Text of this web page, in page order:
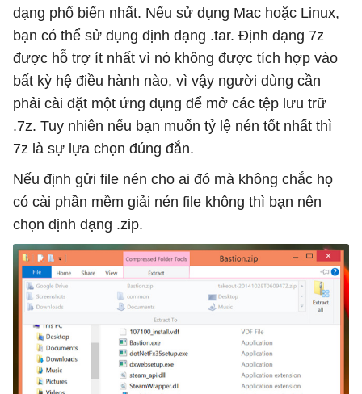
dạng phổ biến nhất. Nếu sử dụng Mac hoặc Linux,
bạn có thể sử dụng định dạng .tar. Định dạng 7z
được hỗ trợ ít nhất vì nó không được tích hợp vào
bất kỳ hệ điều hành nào, vì vậy người dùng cần
phải cài đặt một ứng dụng để mở các tệp lưu trữ
.7z. Tuy nhiên nếu bạn muốn tỷ lệ nén tốt nhất thì
7z là sự lựa chọn đúng đắn.
Nếu định gửi file nén cho ai đó mà không chắc họ
có cài phần mềm giải nén file không thì bạn nên
chọn định dạng .zip.